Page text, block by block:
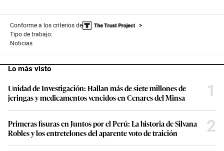
Conforme a los criterios de
Tipo de trabajo:
Noticias
Lo más visto
Unidad de Investigación: Hallan más de siete millones de
jeringas y medicamentos vencidos en Cenares del Minsa
1
Primeras fisuras en Juntos por el Perú: La historia de Silvana
Robles y los entretelones del aparente voto de traición
2